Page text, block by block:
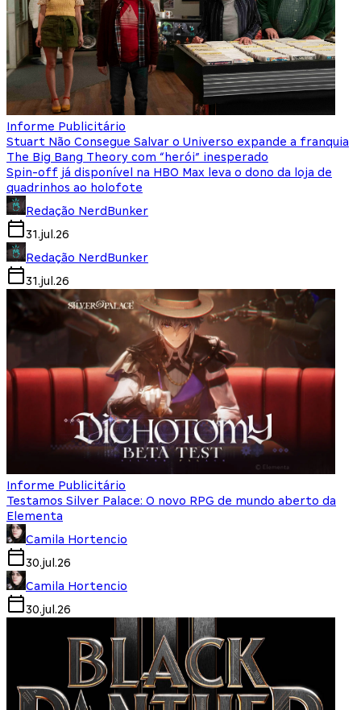
Informe Publicitário
Stuart Não Consegue Salvar o Universo expande a franquia
The Big Bang Theory com “herói” inesperado
Spin-off já disponível na HBO Max leva o dono da loja de
quadrinhos ao holofote
Redação NerdBunker
31.jul.26
Redação NerdBunker
31.jul.26
Informe Publicitário
Testamos Silver Palace: O novo RPG de mundo aberto da
Elementa
Camila Hortencio
30.jul.26
Camila Hortencio
30.jul.26